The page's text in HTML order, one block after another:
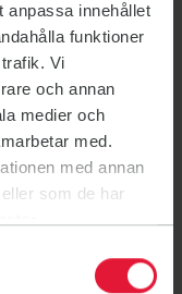
anpassa innehållet
funktioner
Vi
och annan
medier och
med.
med annan
som de har